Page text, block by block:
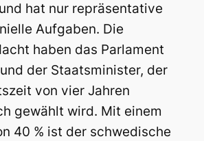
hat nur repräsentative
Aufgaben. Die
haben das Parlament
und der Staatsminister, der
von vier Jahren
gewählt wird. Mit einem
40 % ist der schwedische